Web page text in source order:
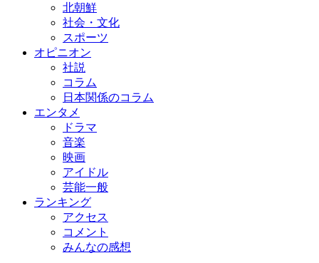
北朝鮮
社会・文化
スポーツ
オピニオン
社説
コラム
日本関係のコラム
エンタメ
ドラマ
音楽
映画
アイドル
芸能一般
ランキング
アクセス
コメント
みんなの感想